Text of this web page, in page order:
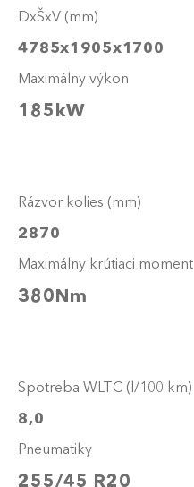
DxŠxV (mm)
4785x1905x1700
Maximálny výkon
185kW
Rázvor kolies (mm)
2870
Maximálny krútiaci moment
380Nm
Spotreba WLTC (l/100 km)
8,0
Pneumatiky
255/45 R20